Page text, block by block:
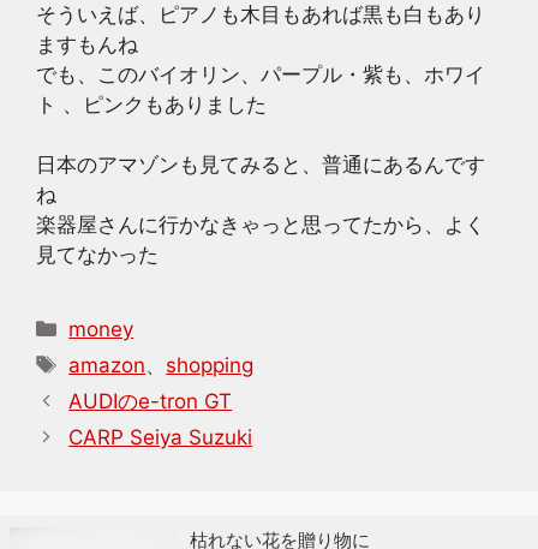
そういえば、ピアノも木目もあれば黒も白もあり
ますもんね
でも、このバイオリン、パープル・紫も、ホワイ
ト 、ピンクもありました
日本のアマゾンも見てみると、普通にあるんです
ね
楽器屋さんに行かなきゃっと思ってたから、よく
見てなかった
カ
テ
リ
ー
money
タ
グ
amazon、 shopping
AUDIのe-tron GT
CARP Seiya Suzuki
枯れない花を贈り物に